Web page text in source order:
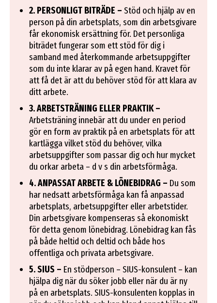
2. PERSONLIGT BITRÄDE – Stöd och hjälp av en
person på din arbetsplats, som din arbetsgivare
får ekonomisk ersättning för. Det personliga
biträdet fungerar som ett stöd för dig i
samband med återkommande arbetsuppgifter
som du inte klarar av på egen hand. Kravet för
att få det är att du behöver stöd för att klara av
ditt arbete.
3. ARBETSTRÄNING ELLER PRAKTIK –
Arbetsträning innebär att du under en period
gör en form av praktik på en arbetsplats för att
kartlägga vilket stöd du behöver, vilka
arbetsuppgifter som passar dig och hur mycket
du orkar arbeta – d v s din arbetsförmåga.
4. ANPASSAT ARBETE & LÖNEBIDRAG – Du som
har nedsatt arbetsförmåga kan få anpassad
arbetsplats, arbetsuppgifter eller arbetstider.
Din arbetsgivare kompenseras så ekonomiskt
för detta genom lönebidrag. Lönebidrag kan fås
på både heltid och deltid och både hos
offentliga och privata arbetsgivare.
5. SIUS – En stödperson – SIUS-konsulent – kan
hjälpa dig när du söker jobb eller när du är ny
på en arbetsplats. SIUS-konsulenten kopplas in